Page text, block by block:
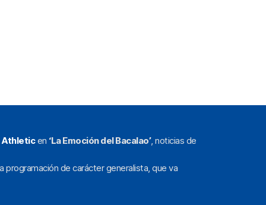
Athleticen ‘La Emoción del Bacalao’, noticias de
programación de carácter generalista, que va